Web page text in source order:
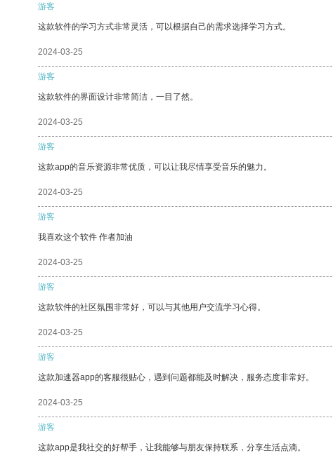
游客
这款软件的学习方式非常灵活，可以根据自己的需求选择学习方式。
2024-03-25
游客
这款软件的界面设计非常简洁，一目了然。
2024-03-25
游客
这款app的音乐资源非常优质，可以让我尽情享受音乐的魅力。
2024-03-25
游客
我喜欢这个软件 作者加油
2024-03-25
游客
这款软件的社区氛围非常好，可以与其他用户交流学习心得。
2024-03-25
游客
这款加速器app的客服很贴心，遇到问题都能及时解决，服务态度非常好。
2024-03-25
游客
这款app是我社交的好帮手，让我能够与朋友保持联系，分享生活点滴。